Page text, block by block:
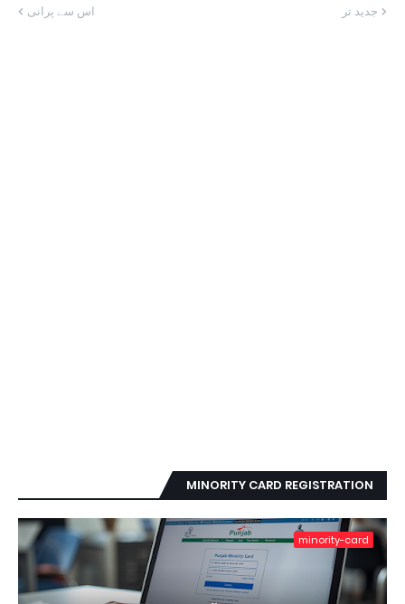
جدید تر اس سے پرانی
MINORITY CARD REGISTRATION
minority-card